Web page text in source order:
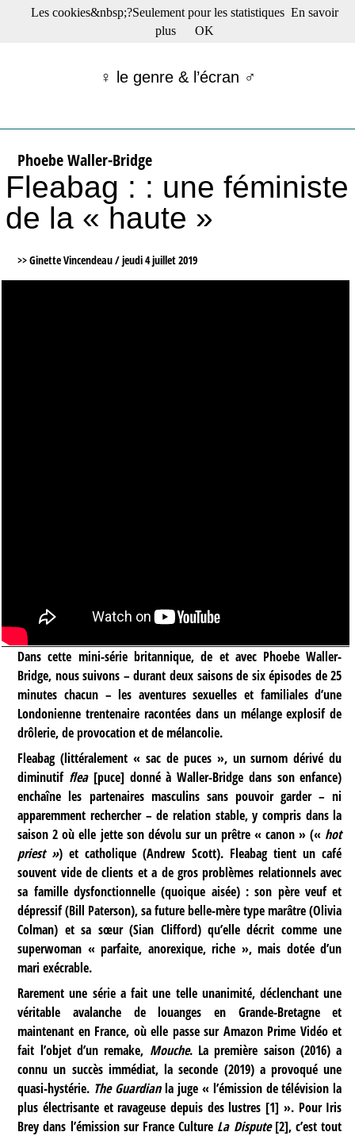
☰ Menu
Films récents
Tribunes
Bloc-notes
Archives
Actu : "La Nouvelle Vague"
♀ le genre & l’écran ♂
Phoebe Waller-Bridge
Fleabag : : une féministe
de la « haute »
>> Ginette Vincendeau /jeudi 4 juillet 2019
Dans cette mini-série britannique, de et avec Phoebe Waller-
Bridge, nous suivons – durant deux saisons de six épisodes de 25
minutes chacun – les aventures sexuelles et familiales d’une
Londonienne trentenaire racontées dans un mélange explosif de
drôlerie, de provocation et de mélancolie.
Fleabag (littéralement « sac de puces », un surnom dérivé du
diminutif flea[puce] donné à Waller-Bridge dans son enfance)
enchaîne les partenaires masculins sans pouvoir garder – ni
apparemment rechercher – de relation stable, y compris dans la
saison 2 où elle jette son dévolu sur un prêtre « canon » (« hot
priest ») et catholique (Andrew Scott). Fleabag tient un café
souvent vide de clients et a de gros problèmes relationnels avec
sa famille dysfonctionnelle (quoique aisée) : son père veuf et
dépressif (Bill Paterson), sa future belle-mère type marâtre (Olivia
Colman) et sa sœur (Sian Clifford) qu’elle décrit comme une
superwoman « parfaite, anorexique, riche », mais dotée d’un
mari exécrable.
Rarement une série a fait une telle unanimité, déclenchant une
véritable avalanche de louanges en Grande-Bretagne et
maintenant en France, où elle passe sur Amazon Prime Vidéo et
fait l’objet d’un remake, Mouche. La première saison (2016) a
connu un succès immédiat, la seconde (2019) a provoqué une
quasi-hystérie. The Guardianla juge « l’émission de télévision la
plus électrisante et ravageuse depuis des lustres [1] ». Pour Iris
Brey dans l’émission sur France Culture La Dispute[2], c’est tout
Les cookies&nbsp;?Seulement pour les statistiques En savoir
plus
OK